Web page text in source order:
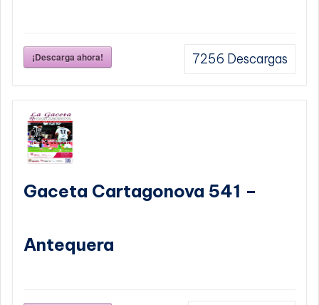
¡Descarga ahora! 7256 Descargas
Gaceta Cartagonova 541 –
Antequera